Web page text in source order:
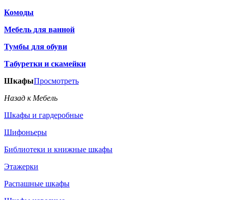
Комоды
Мебель для ванной
Тумбы для обуви
Табуретки и скамейки
ШкафыПросмотреть
Назад к Мебель
Шкафы и гардеробные
Шифоньеры
Библиотеки и книжные шкафы
Этажерки
Распашные шкафы